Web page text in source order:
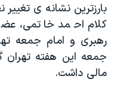
بارزترین نشانه ی
کلام احمد خاتمی،
رهبری و امام جمعه
جمعه این هفته تهران
مالی داشت.